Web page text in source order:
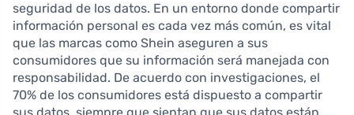
seguridad de los datos. En un entorno donde compartir
información personal es cada vez más común, es vital
que las marcas como Shein aseguren a sus
consumidores que su información será manejada con
responsabilidad. De acuerdo con investigaciones, el
70% de los consumidores está dispuesto a compartir